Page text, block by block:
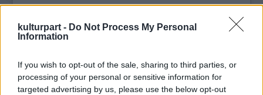
kulturpart - Do Not Process My Personal
Information
If you wish to opt-out of the sale, sharing to third parties, or
processing of your personal or sensitive information for
targeted advertising by us, please use the below opt-out
„A mozgalom már régóta tart, és egyre
inkább gyökeret ereszt” - tette hozzá a
színész a legalizálásra utalva. „A
van. Komoly fájdalmaim vannak a kezemben,
és egyedül a fű tudja enyhíteni ezt az érzést.
Én azt mondom, legalizálják szerte a világon!”